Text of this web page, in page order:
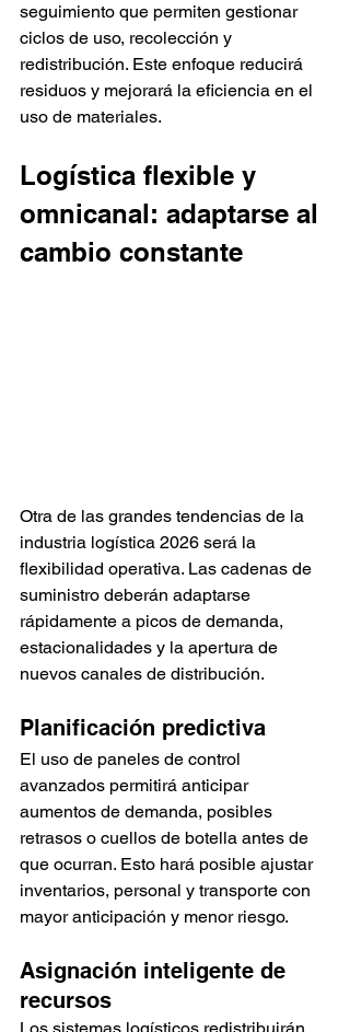
seguimiento que permiten gestionar
ciclos de uso, recolección y
redistribución. Este enfoque reducirá
residuos y mejorará la eficiencia en el
uso de materiales.
Logística flexible y
omnicanal: adaptarse al
cambio constante
Otra de las grandes tendencias de la
industria logística 2026 será la
flexibilidad operativa. Las cadenas de
suministro deberán adaptarse
rápidamente a picos de demanda,
estacionalidades y la apertura de
nuevos canales de distribución.
Planificación predictiva
El uso de paneles de control
avanzados permitirá anticipar
aumentos de demanda, posibles
retrasos o cuellos de botella antes de
que ocurran. Esto hará posible ajustar
inventarios, personal y transporte con
mayor anticipación y menor riesgo.
Asignación inteligente de
recursos